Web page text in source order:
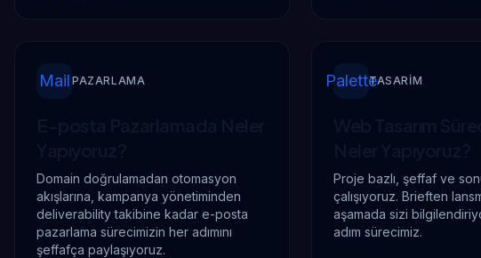
Mail PAZARLAMA
Domain doğrulamadan otomasyon
akışlarına, kampanya yönetiminden
deliverability takibine kadar e-posta
pazarlama sürecimizin her adımını
şeffafça paylaşıyoruz.
PaletteTASARIM
Proje bazlı, şeffaf ve
çalışıyoruz. Brieften
aşamada sizi
adım sürecimiz.